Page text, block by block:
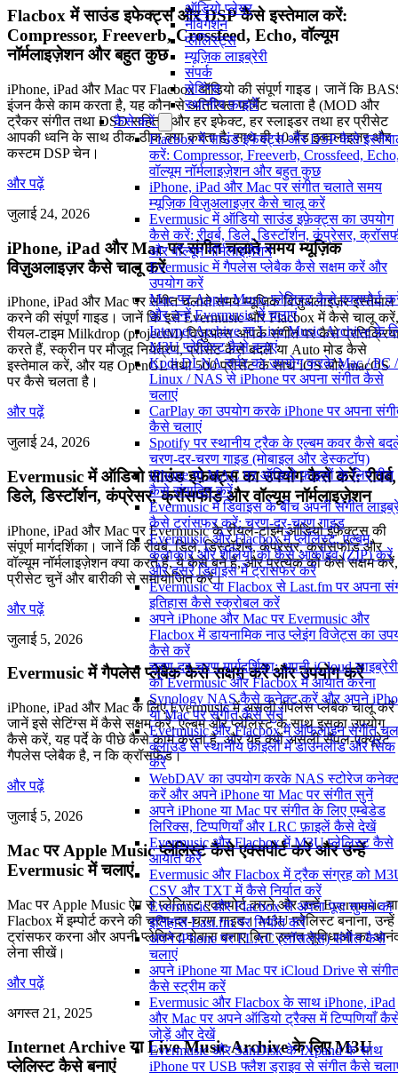
ऑडियो प्लेयर
नेविगेशन
प्लेलिस्ट्स
म्यूज़िक लाइब्रेरी
संपर्क
सेटिंग्स
स्थानीय फ़ाइलें
कैसे करें
Flacbox में साउंड इफेक्ट्स और DSP कैसे
करें: Compressor, Freeverb, Crossfeed,
वॉल्यूम नॉर्मलाइज़ेशन और बहुत कुछ
iPhone, iPad और Mac पर संगीत चलाते समय
म्यूज़िक विज़ुअलाइज़र कैसे चालू करें
Evermusic में ऑडियो साउंड इफ़ेक्ट्स का उपयोग
कैसे करें: रीवर्ब, डिले, डिस्टॉर्शन, कंप्रेसर,
और वॉल्यूम नॉर्मलाइज़ेशन
Evermusic में गैपलेस प्लेबैक कैसे सक्षम करें और
उपयोग करें
Mac पर Apple Music प्लेलिस्ट कैसे एक्सपोर्ट
और उन्हें Evermusic में चलाएं
Internet Archive या Live Music Archive के
M3U प्लेलिस्ट कैसे बनाएं
Kodi DLNA सर्वर का उपयोग करके Mac / PC /
Linux / NAS से iPhone पर अपना संगीत कैसे
चलाएं
CarPlay का उपयोग करके iPhone पर अपना
कैसे चलाएं
Spotify पर स्थानीय ट्रैक के एल्बम कवर कैसे
चरण-दर-चरण गाइड (मोबाइल और डेस्कटॉप)
iPhone या MAC पर ऑडियो फ़ाइलों के लिए गीत
कैसे संपादित करें
Evermusic में डिवाइस के बीच अपनी संगीत
कैसे ट्रांसफर करें: चरण-दर-चरण गाइड
Evermusic और Flacbox में प्लेलिस्ट, एल्बम,
कलाकार और शैलियों को कैसे आर्काइव (ZIP) करें
और दूसरे डिवाइस में ट्रांसफर करें
Evermusic या Flacbox से Last.fm पर अपना
इतिहास कैसे स्क्रोबल करें
अपने iPhone और Mac पर Evermusic और
Flacbox में डायनामिक नाउ प्लेइंग विजेट्स का
कैसे करें
चरण-दर-चरण मार्गदर्शिका: अपनी iCloud लाइब्रेरी
को Evermusic और Flacbox में आयात करना
Synology NAS कैसे कनेक्ट करें और अपने
या Mac पर संगीत कैसे सुनें
Evermusic और Flacbox में ऑफलाइन संगीत
क्लाउड से स्थानीय फ़ाइलों में डाउनलोड और सिंक
करें
WebDAV का उपयोग करके NAS स्टोरेज
करें और अपने iPhone या Mac पर संगीत सुनें
अपने iPhone या Mac पर संगीत के लिए एम्बेडेड
लिरिक्स, टिप्पणियाँ और LRC फ़ाइलें कैसे देखें
Evermusic और Flacbox में M3U प्लेलिस्ट कैसे
आयात करें
Evermusic और Flacbox में ट्रैक संग्रह को
CSV और TXT में कैसे निर्यात करें
Evermusic और Flacbox से अपना पूरा सुनने का
इतिहास Last.fm पर निर्यात करें
अपने iPhone पर FLAC (लॉसलेस) संगीत कैसे
चलाएं
अपने iPhone या Mac पर iCloud Drive से
कैसे स्ट्रीम करें
Evermusic और Flacbox के साथ iPhone, iPad
और Mac पर अपने ऑडियो ट्रैक्स में टिप्पणियाँ
जोड़ें और देखें
Evermusic और SanDisk के iXpand के साथ
iPhone पर USB फ्लैश ड्राइव से संगीत कैसे
Flacbox में साउंड इफेक्ट्स और DSP कैसे इस्तेमाल करें:
Compressor, Freeverb, Crossfeed, Echo, वॉल्यूम
नॉर्मलाइज़ेशन और बहुत कुछ
iPhone, iPad और Mac पर Flacbox ऑडियो की संपूर्ण गाइड। जानें कि
इंजन कैसे काम करता है, यह कौन-से अतिरिक्त फॉर्मैट चलाता है (MOD और
ट्रैकर संगीत तथा DSD सहित), और हर इफेक्ट, हर स्लाइडर तथा हर प्रीसेट
आपकी ध्वनि के साथ ठीक-ठीक क्या करता है, साथ ही 10-बैंड इक्वलाइज़र और
कस्टम DSP चेन।
और पढ़ें
जुलाई 24, 2026
iPhone, iPad और Mac पर संगीत चलाते समय म्यूज़िक
विज़ुअलाइज़र कैसे चालू करें
iPhone, iPad और Mac पर संगीत चलाते समय म्यूज़िक विज़ुअलाइज़र इस्तेमाल
करने की संपूर्ण गाइड। जानें कि इसे Evermusic और Flacbox में कैसे चालू करें,
रीयल-टाइम Milkdrop (projectM) विज़ुअल्स आपके संगीत पर कैसे
करते हैं, स्क्रीन पर मौजूद नियंत्रण, प्रीसेट कैसे बदलें या Auto मोड कैसे
इस्तेमाल करें, और यह OpenGL तथा 500 प्रीसेट के साथ iOS और macOS
पर कैसे चलता है।
और पढ़ें
जुलाई 24, 2026
Evermusic में ऑडियो साउंड इफ़ेक्ट्स का उपयोग कैसे करें: रीवर्ब,
डिले, डिस्टॉर्शन, कंप्रेसर, क्रॉसफीड और वॉल्यूम नॉर्मलाइज़ेशन
iPhone, iPad और Mac पर Evermusic के रीयल-टाइम ऑडियो इफ़ेक्ट्स की
संपूर्ण मार्गदर्शिका। जानें कि रीवर्ब, डिले, डिस्टॉर्शन, कंप्रेसर, क्रॉसफीड और
वॉल्यूम नॉर्मलाइज़ेशन क्या करते हैं, ये कैसे बने हैं, और प्रत्येक को कैसे सक्षम करें,
प्रीसेट चुनें और बारीकी से समायोजित करें।
और पढ़ें
जुलाई 5, 2026
Evermusic में गैपलेस प्लेबैक कैसे सक्षम करें और उपयोग करें
iPhone, iPad और Mac के लिए Evermusic में असली गैपलेस प्लेबैक चालू
जानें इसे सेटिंग्स में कैसे सक्षम करें, एल्बम और प्लेलिस्ट के साथ इसका उपयोग
कैसे करें, यह पर्दे के पीछे कैसे काम करता है, और यह क्यों असली सैंपल-एक्यूरेट
गैपलेस प्लेबैक है, न कि क्रॉसफेड।
और पढ़ें
जुलाई 5, 2026
Mac पर Apple Music प्लेलिस्ट कैसे एक्सपोर्ट करें और उन्हें
Evermusic में चलाएं
Mac पर Apple Music ऐप से प्लेलिस्ट एक्सपोर्ट करने और उन्हें Evermusic या
Flacbox में इम्पोर्ट करने की चरण-दर-चरण गाइड। M3U प्लेलिस्ट बनाना, उन्हें
ट्रांसफर करना और अपनी प्लेलिस्ट दोबारा बनाए बिना उन्नत सुविधाओं का
लेना सीखें।
और पढ़ें
अगस्त 21, 2025
Internet Archive या Live Music Archive के लिए M3U
प्लेलिस्ट कैसे बनाएं